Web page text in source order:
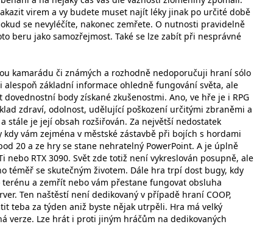
virem a vy budete muset najít léky jinak po určité době
se nevyléčíte, nakonec zemřete. O nutnosti pravidelně
beru jako samozřejmost. Také se lze zabít při nesprávné
kamarádu či známých a rozhodně nedoporučuji hraní sólo
základní informace ohledně fungování světa, ale
body získané zkušenostmi. Ano, ve hře je i RPG
zdraví, odolnost, udělující poškození určitými zbraněmi a
stále je její obsah rozšiřován. Za největší nedostatek
vám zejména v městské zástavbě při bojích s hordami
20 a ze hry se stane nehratelný PowerPoint. A je úplně
nebo RTX 3090. Svět zde totiž není vykreslován posupně, ale
téměř se skutečným životem. Dále hra trpí dost bugy, kdy
a zemřít nebo vám přestane fungovat obsluha
Ten naštěstí není dedikovaný v případě hraní COOP,
teba za týden aniž byste nějak utrpěli. Hra má velký
verze. Lze hrát i proti jiným hráčům na dedikovaných